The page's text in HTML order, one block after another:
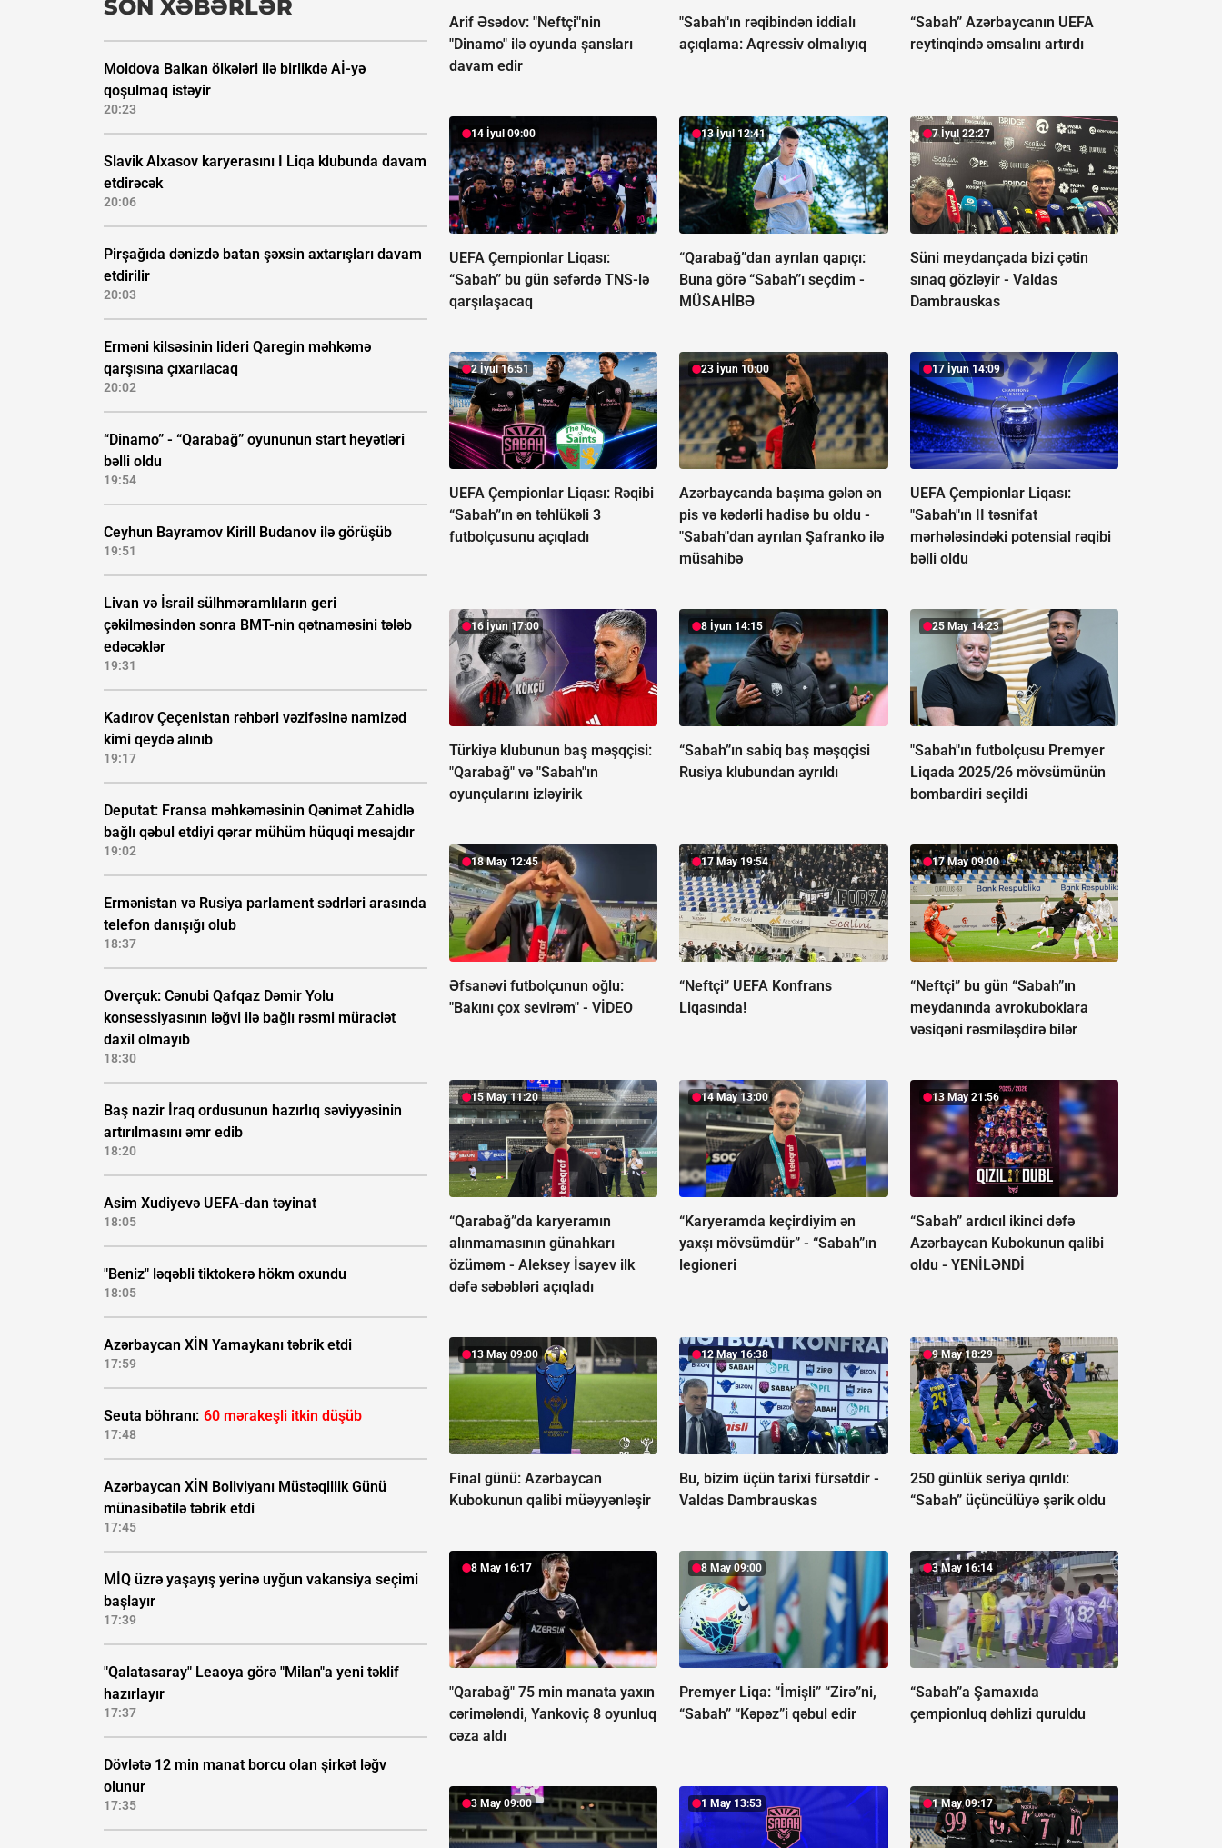
SON XƏBƏRLƏR
Moldova Balkan ölkələri ilə birlikdə Aİ-yə
qoşulmaq istəyir
20:23
Slavik Alxasov karyerasını I Liqa klubunda davam
etdirəcək
20:06
Pirşağıda dənizdə batan şəxsin axtarışları davam
etdirilir
20:03
Erməni kilsəsinin lideri Qaregin məhkəmə
qarşısına çıxarılacaq
20:02
“Dinamo” - “Qarabağ” oyununun start heyətləri
bəlli oldu
19:54
Ceyhun Bayramov Kirill Budanov ilə görüşüb
19:51
Livan və İsrail sülhməramlıların geri
çəkilməsindən sonra BMT-nin qətnaməsini tələb
edəcəklər
19:31
Kadırov Çeçenistan rəhbəri vəzifəsinə namizəd
kimi qeydə alınıb
19:17
Deputat: Fransa məhkəməsinin Qənimət Zahidlə
bağlı qəbul etdiyi qərar mühüm hüquqi mesajdır
19:02
Ermənistan və Rusiya parlament sədrləri arasında
telefon danışığı olub
18:37
Overçuk: Cənubi Qafqaz Dəmir Yolu
konsessiyasının ləğvi ilə bağlı rəsmi müraciət
daxil olmayıb
18:30
Baş nazir İraq ordusunun hazırlıq səviyyəsinin
artırılmasını əmr edib
18:20
Asim Xudiyevə UEFA-dan təyinat
18:05
"Beniz" ləqəbli tiktokerə hökm oxundu
18:05
Azərbaycan XİN Yamaykanı təbrik etdi
17:59
Seuta böhranı: 60 mərakeşli itkin düşüb
17:48
Azərbaycan XİN Boliviyanı Müstəqillik Günü
münasibətilə təbrik etdi
17:45
MİQ üzrə yaşayış yerinə uyğun vakansiya seçimi
başlayır
17:39
"Qalatasaray" Leaoya görə "Milan"a yeni təklif
hazırlayır
17:37
Dövlətə 12 min manat borcu olan şirkət ləğv
olunur
17:35
Arif Əsədov: "Neftçi"nin
"Dinamo" ilə oyunda şansları
davam edir
"Sabah"ın rəqibindən iddialı
açıqlama:Aqressiv olmalıyıq
“Sabah” Azərbaycanın UEFA
reytinqində əmsalını artırdı
14 İyul 09:00
UEFA Çempionlar Liqası:
“Sabah” bu gün səfərdə TNS-lə
qarşılaşacaq
13 İyul 12:41
“Qarabağ”dan ayrılan qapıçı:
Buna görə “Sabah”ı seçdim -
MÜSAHİBƏ
7 İyul 22:27
Süni meydançada bizi çətin
sınaq gözləyir - Valdas
Dambrauskas
2 İyul 16:51
UEFA Çempionlar Liqası: Rəqibi
“Sabah”ın ən təhlükəli 3
futbolçusunu açıqladı
23 İyun 10:00
Azərbaycanda başıma gələn ən
pis və kədərli hadisə bu oldu -
"Sabah"dan ayrılan Şafranko ilə
müsahibə
17 İyun 14:09
UEFA Çempionlar Liqası:
"Sabah"ın II təsnifat
mərhələsindəki potensial rəqibi
bəlli oldu
16 İyun 17:00
Türkiyə klubunun baş məşqçisi:
"Qarabağ" və "Sabah"ın
oyunçularını izləyirik
8 İyun 14:15
“Sabah”ın sabiq baş məşqçisi
Rusiya klubundan ayrıldı
25 May 14:23
"Sabah"ın futbolçusu Premyer
Liqada 2025/26 mövsümünün
bombardiri seçildi
18 May 12:45
Əfsanəvi futbolçunun oğlu:
"Bakını çox sevirəm" - VİDEO
17 May 19:54
“Neftçi” UEFA Konfrans
Liqasında!
17 May 09:00
“Neftçi” bu gün “Sabah”ın
meydanında avrokuboklara
vəsiqəni rəsmiləşdirə bilər
15 May 11:20
“Qarabağ”da karyeramın
alınmamasının günahkarı
özüməm - Aleksey İsayev ilk
dəfə səbəbləri açıqladı
14 May 13:00
“Karyeramda keçirdiyim ən
yaxşı mövsümdür” -“Sabah”ın
legioneri
13 May 21:56
“Sabah” ardıcıl ikinci dəfə
Azərbaycan Kubokunun qalibi
oldu - YENİLƏNDİ
13 May 09:00
Final günü: Azərbaycan
Kubokunun qalibi müəyyənləşir
12 May 16:38
Bu, bizim üçün tarixi fürsətdir -
Valdas Dambrauskas
9 May 18:29
250 günlük seriya qırıldı:
“Sabah” üçüncülüyə şərik oldu
8 May 16:17
"Qarabağ" 75 min manata yaxın
cərimələndi, Yankoviç 8 oyunluq
cəza aldı
8 May 09:00
Premyer Liqa:“İmişli” “Zirə”ni,
“Sabah” “Kəpəz”i qəbul edir
3 May 16:14
“Sabah”a Şamaxıda
çempionluq dəhlizi quruldu
3 May 09:00 1 May 13:53 1 May 09:17